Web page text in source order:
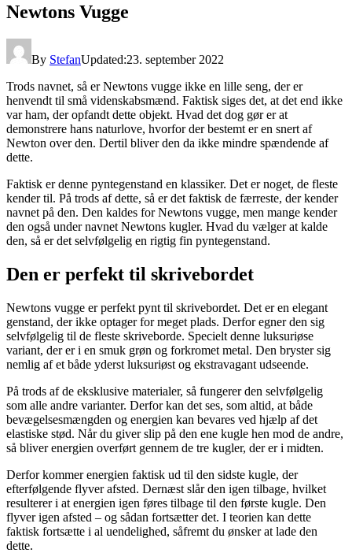
Newtons Vugge
By StefanUpdated:23. september 2022
Trods navnet, så er Newtons vugge ikke en lille seng, der er
henvendt til små videnskabsmænd. Faktisk siges det, at det end ikke
var ham, der opfandt dette objekt. Hvad det dog gør er at
demonstrere hans naturlove, hvorfor der bestemt er en snert af
Newton over den. Dertil bliver den da ikke mindre spændende af
dette.
Faktisk er denne pyntegenstand en klassiker. Det er noget, de fleste
kender til. På trods af dette, så er det faktisk de færreste, der kender
navnet på den. Den kaldes for Newtons vugge, men mange kender
den også under navnet Newtons kugler. Hvad du vælger at kalde
den, så er det selvfølgelig en rigtig fin pyntegenstand.
Den er perfekt til skrivebordet
Newtons vugge er perfekt pynt til skrivebordet. Det er en elegant
genstand, der ikke optager for meget plads. Derfor egner den sig
selvfølgelig til de fleste skriveborde. Specielt denne luksuriøse
variant, der er i en smuk grøn og forkromet metal. Den bryster sig
nemlig af et både yderst luksuriøst og ekstravagant udseende.
På trods af de eksklusive materialer, så fungerer den selvfølgelig
som alle andre varianter. Derfor kan det ses, som altid, at både
bevægelsesmængden og energien kan bevares ved hjælp af det
elastiske stød. Når du giver slip på den ene kugle hen mod de andre,
så bliver energien overført gennem de tre kugler, der er i midten.
Derfor kommer energien faktisk ud til den sidste kugle, der
efterfølgende flyver afsted. Dernæst slår den igen tilbage, hvilket
resulterer i at energien igen føres tilbage til den første kugle. Den
flyver igen afsted – og sådan fortsætter det. I teorien kan dette
faktisk fortsætte i al uendelighed, såfremt du ønsker at lade den
dette.